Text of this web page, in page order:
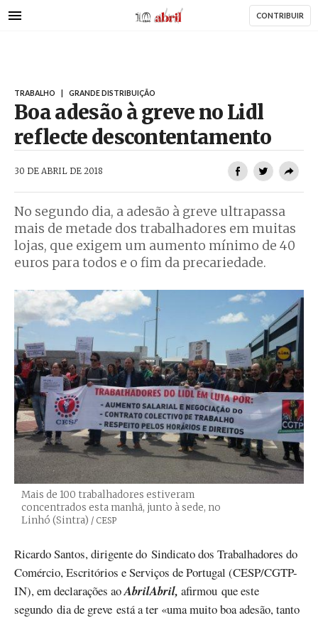
para
AbrilAbril CONTRIBUIR
TRABALHO GRANDE DISTRIBUIÇÃO
Boa adesão à greve no Lidl
reflecte descontentamento
30 DE ABRIL DE 2018
No segundo dia, a adesão à greve ultrapassa
mais de metade dos trabalhadores em muitas
lojas, que exigem um aumento mínimo de 40
euros para todos e o fim da precariedade.
Mais de 100 trabalhadores estiveram
concentrados esta manhã, junto à sede, no
Linhó (Sintra) Créditos
/ CESP
Ricardo Santos, dirigente do Sindicato dos Trabalhadores do
Comércio, Escritórios e Serviços de Portugal (CESP/CGTP-
IN), em declarações aoAbrilAbril, afirmou que este
segundo dia de greve está a ter «uma muito boa adesão, tanto